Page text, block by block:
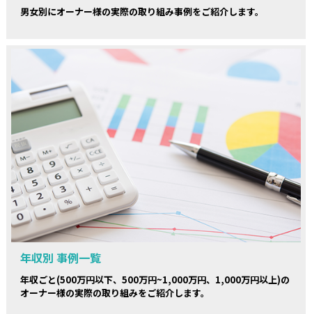
男女別にオーナー様の実際の取り組み事例をご紹介します。
年収別 事例一覧
年収ごと(500万円以下、500万円~1,000万円、1,000万円以上)の
オーナー様の実際の取り組みをご紹介します。